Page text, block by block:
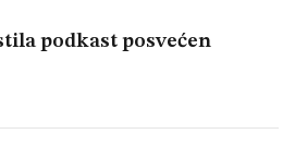
podkast posvećen